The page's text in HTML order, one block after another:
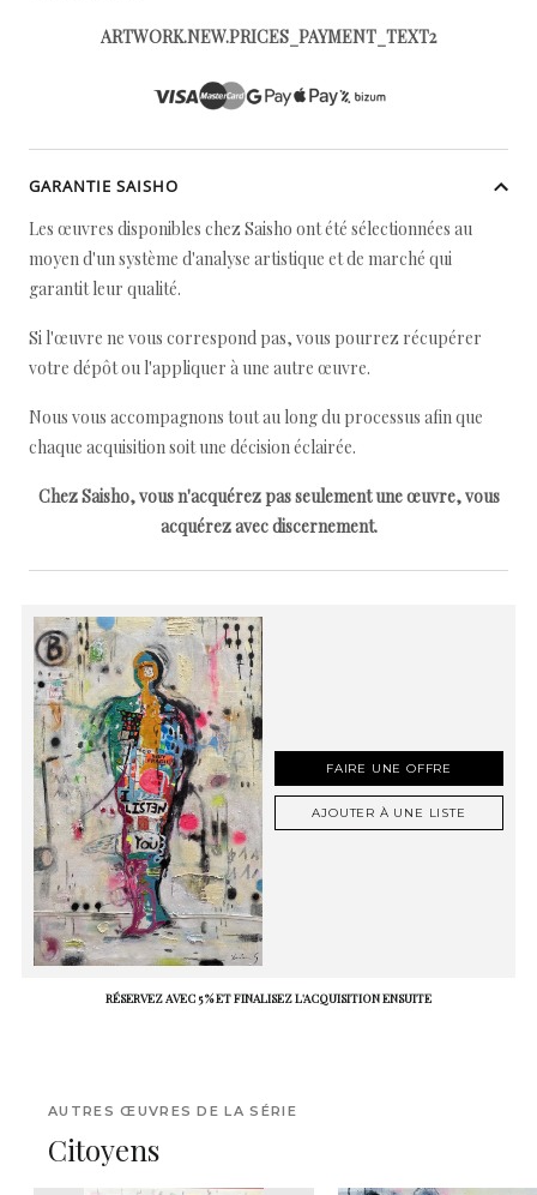
ARTWORK.NEW.PRICES_PAYMENT_TEXT2
GARANTIE SAISHO
Les œuvres disponibles chez Saisho ont été sélectionnées au
moyen d'un système d'analyse artistique et de marché qui
garantit leur qualité.
Si l'œuvre ne vous correspond pas, vous pourrez récupérer
votre dépôt ou l'appliquer à une autre œuvre.
Nous vous accompagnons tout au long du processus afin que
chaque acquisition soit une décision éclairée.
Chez Saisho, vous n'acquérez pas seulement une œuvre, vous
acquérez avec discernement.
FAIRE UNE OFFRE
AJOUTER À UNE LISTE
RÉSERVEZ AVEC 5 % ET FINALISEZ L'ACQUISITION ENSUITE
AUTRES ŒUVRES DE LA SÉRIE
Citoyens